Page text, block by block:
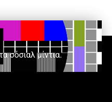
σόσιαλ μίντια.